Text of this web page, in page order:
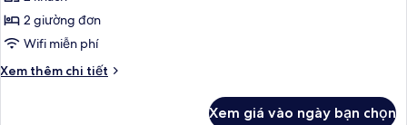
công
viên
cổ
điển,
giường
2 giường đơn
Wifi miễn phí
Xem thêm chi tiết
Chi
Xem giá vào ngày bạn chọn